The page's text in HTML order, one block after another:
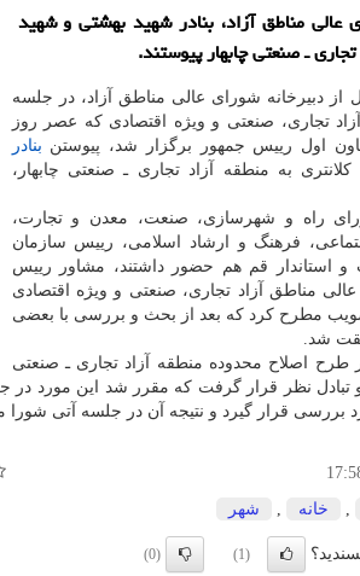
عالی مناطق آزاد، بنادر شهید بهشتی و شهید
ـ صنعتی چابهار پیوستند.
از دبیرخانه شورای عالی مناطق آزاد، در جلسه
تجاری، صنعتی و ویژه اقتصادی كه عصر روز
اول رییس جمهور برگزار شد، پیوستن بنادر
به منطقه آزاد تجاری ـ صنعتی چابهار،
راه و شهرسازی، صنعت، معدن و تجارت،
فرهنگ و ارشاد اسلامی، رییس سازمان
قم هم حضور داشتند، مشاور رییس
مناطق آزاد تجاری، صنعتی و ویژه اقتصادی
مطرح كرد كه بعد از بحث و بررسی با بعضی
شد.
طرح اصلاح محدوده منطقه آزاد تجاری ـ صنعتی
تبادل نظر قرار گرفت كه مقرر شد این مورد
بررسی قرار گیرد و نتیجه آن در جلسه آتی
خانه شهر
(1)
(0)